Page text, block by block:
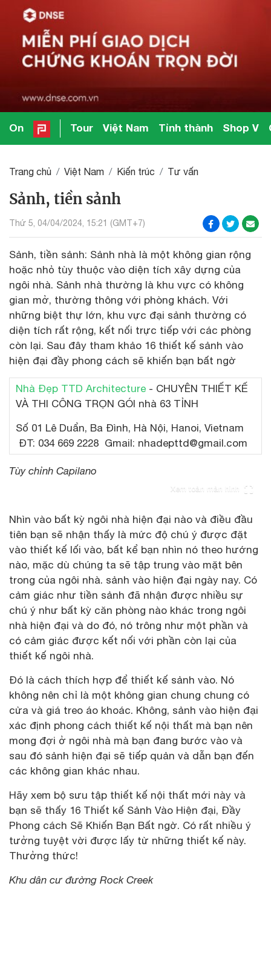
On Tour Việt Nam Tỉnh thành Shop V
Trang chủ Việt Nam Kiến trúc Tư vấn
Sảnh, tiền sảnh
Thứ 5, 04/04/2024, 15:21 (GMT+7)
Sảnh, tiền sảnh: Sảnh nhà là một không gian rộng
hoặc nhỏ tùy thuộc vào diện tích xây dựng của
ngôi nhà. Sảnh nhà thường là khu vực có không
gian mở, thường thông với phòng khách. Với
những biệt thự lớn, khu vực đại sảnh thường có
diện tích rất rộng, kết nối trực tiếp với các phòng
còn lại. Sau đây tham khảo 16 thiết kế sảnh vào
hiện đại đầy phong cách sẽ khiến bạn bất ngờ
Nhà Đẹp TTD Architecture - CHUYÊN THIẾT KẾ
VÀ THI CÔNG TRỌN GÓI nhà 63 TỈNH
Số 01 Lê Duẩn, Ba Đình, Hà Nội, Hanoi, Vietnam
ĐT: 034 669 2228 Gmail: nhadepttd@gmail.com
Tùy chỉnh Capilano
Xem toàn màn hình
Nhìn vào bất kỳ ngôi nhà hiện đại nào và điều đầu
tiên bạn sẽ nhận thấy là mức độ chú ý được đặt
vào thiết kế lối vào, bất kể bạn nhìn nó theo hướng
nào, mặc dù chúng ta sẽ tập trung vào mặt bên
trong của ngôi nhà. sảnh vào hiện đại ngày nay. Có
cảm giác như tiền sảnh đã nhận được nhiều sự
chú ý như bất kỳ căn phòng nào khác trong ngôi
nhà hiện đại và do đó, nó trông như một phần và
có cảm giác được kết nối với phần còn lại của
thiết kế ngôi nhà.
Đó là cách thích hợp để thiết kế sảnh vào. Nó
không nên chỉ là một không gian chung chung có
cửa và giá treo áo khoác. Không, sảnh vào hiện đại
xác định phong cách thiết kế nội thất mà bạn nên
mong đợi ở ngôi nhà mà bạn đang bước vào và
sau đó sảnh hiện đại sẽ tiếp quản và dẫn bạn đến
các không gian khác nhau.
Hãy xem bộ sưu tập thiết kế nội thất mới này và
bạn sẽ thấy 16 Thiết kế Sảnh Vào Hiện đại, Đầy
Phong cách Sẽ Khiến Bạn Bất ngờ. Có rất nhiều ý
tưởng tuyệt vời được lấy từ những thiết kế này.
Thưởng thức!
Khu dân cư đường Rock Creek